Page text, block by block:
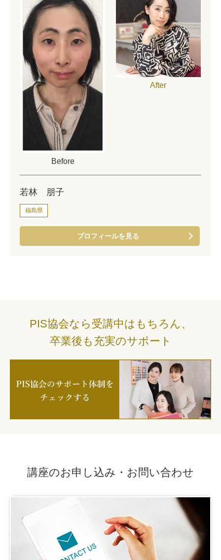
Before
After
若林 朋子
福島県
プロフィールを見る
PIS協会なら受講中はもちろん、
卒業後も充実のサポート
講座のお申し込み・お問い合わせ